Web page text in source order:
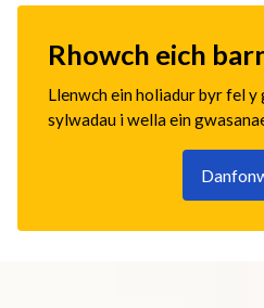
Rhowch eich
Llenwch ein holiadur byr fel
sylwadau i wella ein